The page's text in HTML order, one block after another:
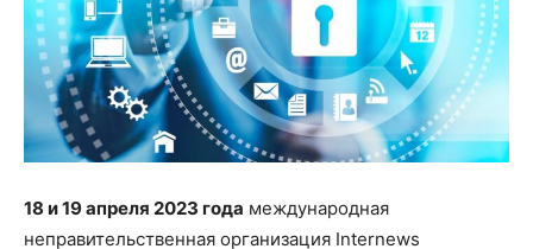
18 и 19 апреля 2023 года международная
неправительственная организация Internews